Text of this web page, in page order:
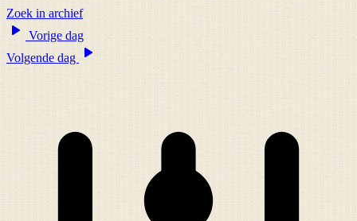
Zoek in archief
Vorige dag
Volgende dag